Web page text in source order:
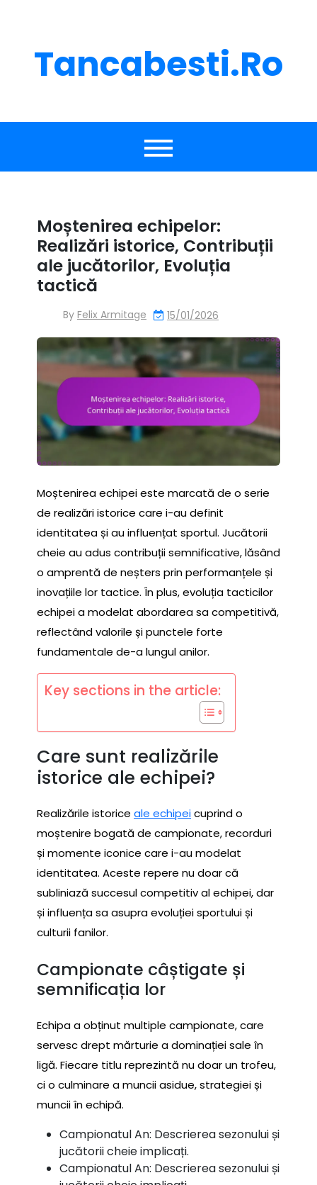
Tancabesti.ro
Moștenirea echipelor:
Realizări istorice, Contribuții
ale jucătorilor, Evoluția
tactică
By Felix Armitage 15/01/2026
Moștenirea echipei este marcată de o serie
de realizări istorice care i-au definit
identitatea și au influențat sportul. Jucătorii
cheie au adus contribuții semnificative, lăsând
o amprentă de neșters prin performanțele și
inovațiile lor tactice. În plus, evoluția tacticilor
echipei a modelat abordarea sa competitivă,
reflectând valorile și punctele forte
fundamentale de-a lungul anilor.
Key sections in the article:
Care sunt realizările
istorice ale echipei?
Realizările istorice ale echipeicuprind o
moștenire bogată de campionate, recorduri
și momente iconice care i-au modelat
identitatea. Aceste repere nu doar că
subliniază succesul competitiv al echipei, dar
și influența sa asupra evoluției sportului și
culturii fanilor.
Campionate câștigate și
semnificația lor
Echipa a obținut multiple campionate, care
servesc drept mărturie a dominației sale în
ligă. Fiecare titlu reprezintă nu doar un trofeu,
ci o culminare a muncii asidue, strategiei și
muncii în echipă.
Campionatul An: Descrierea sezonului și
jucătorii cheie implicați.
Campionatul An: Descrierea sezonului și